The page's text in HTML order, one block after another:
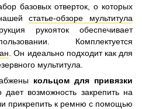
базовых отверток, о которых
статье-обзоре мультитула
рукояток обеспечивает
Комплектуется
. Он идеально подходит как для
мультитула.
кольцом для привязки
дает возможность закрепить на
прикрепить к ремню с помощью